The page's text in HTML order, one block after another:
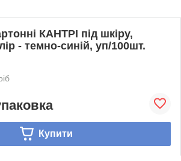
КАНТРІ під шкіру,
- темно-синій, уп/100шт.
Купити